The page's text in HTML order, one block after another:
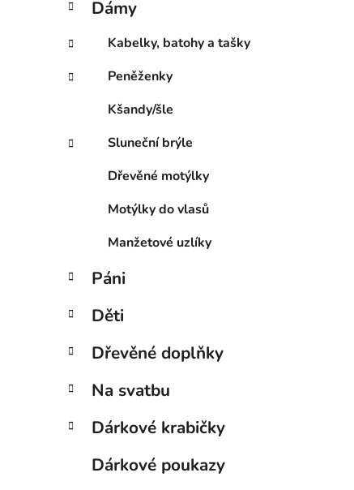
p
a
e
e
o
i
Dámy
Kabelky, batohy a tašky
Peněženky
Kšandy/šle
Sluneční brýle
Dřevěné motýlky
Motýlky do vlasů
Manžetové uzlíky
Páni
Děti
Dřevěné doplňky
Na svatbu
Dárkové krabičky
Dárkové poukazy